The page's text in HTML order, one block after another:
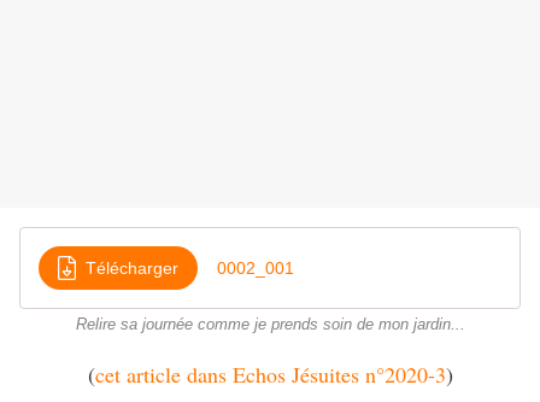
Télécharger 0002_001
Relire sa journée comme je prends soin de mon jardin...
(cet article dans Echos Jésuites n°2020-3)